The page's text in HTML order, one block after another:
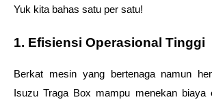
Yuk kita bahas satu per satu!
1. Efisiensi Operasional Tinggi
Berkat mesin yang bertenaga namun
Isuzu Traga Box mampu menekan biaya